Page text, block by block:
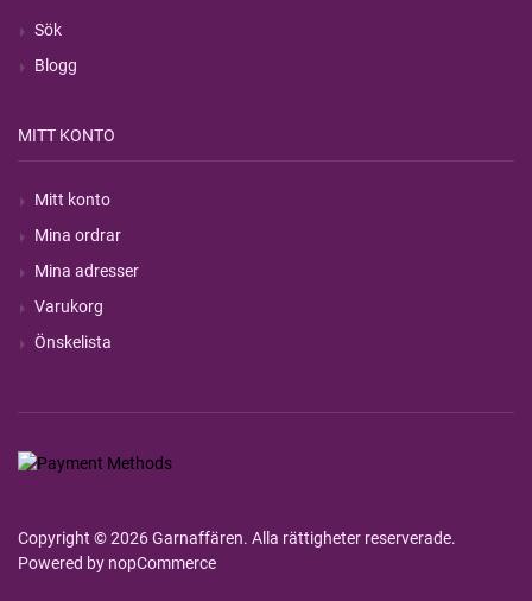
Sök
Blogg
MITT KONTO
Mitt konto
Mina ordrar
Mina adresser
Varukorg
Önskelista
Copyright © 2026 Garnaffären. Alla rättigheter reserverade.
Powered by nopCommerce